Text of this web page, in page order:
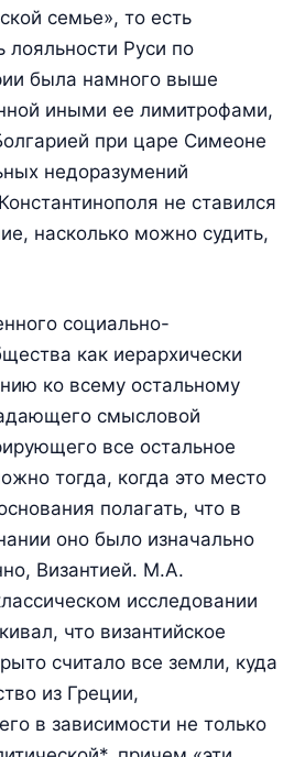
семье», то есть
лояльности Руси по
была намного выше
иными ее лимитрофами,
при царе Симеоне
недоразумений
не ставился
насколько можно судить,
социально-
как иерархически
ко всему остальному
смысловой
все остальное
тогда, когда это место
полагать, что в
оно было изначально
Византией. М.А.
исследовании
что византийское
считало все земли, куда
из Греции,
в зависимости не только